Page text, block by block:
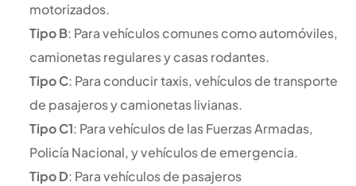
motorizados.
Tipo B: Para vehículos comunes como automóviles,
camionetas regulares y casas rodantes.
Tipo C: Para conducir taxis, vehículos de transporte
de pasajeros y camionetas livianas.
Tipo C1: Para vehículos de las Fuerzas Armadas,
Policía Nacional, y vehículos de emergencia.
Tipo D: Para vehículos de pasajeros